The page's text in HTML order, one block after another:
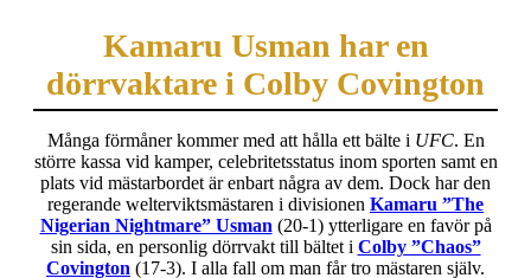
Kamaru Usman har en
dörrvaktare i Colby Covington
Många förmåner kommer med att hålla ett bälte i UFC. En
större kassa vid kamper, celebritetsstatus inom sporten samt en
plats vid mästarbordet är enbart några av dem. Dock har den
regerande welterviktsmästaren i divisionen Kamaru ”The
Nigerian Nightmare” Usman (20-1) ytterligare en favör på
sin sida, en personlig dörrvakt till bältet i Colby ”Chaos”
Covington (17-3). I alla fall om man får tro mästaren själv.